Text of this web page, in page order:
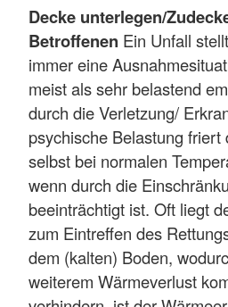
Decke unterlegen/
Betroffenen Ein Unfall
immer eine
meist als sehr belastend
durch die Verletzung/
psychische Belastung friert
selbst bei normalen
wenn durch die
beeinträchtigt ist. Oft liegt
zum Eintreffen des
dem (kalten) Boden,
weiterem Wärmeverlust